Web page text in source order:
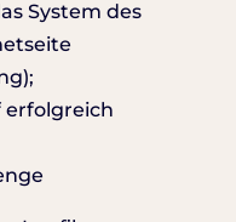
System des
erfolgreich